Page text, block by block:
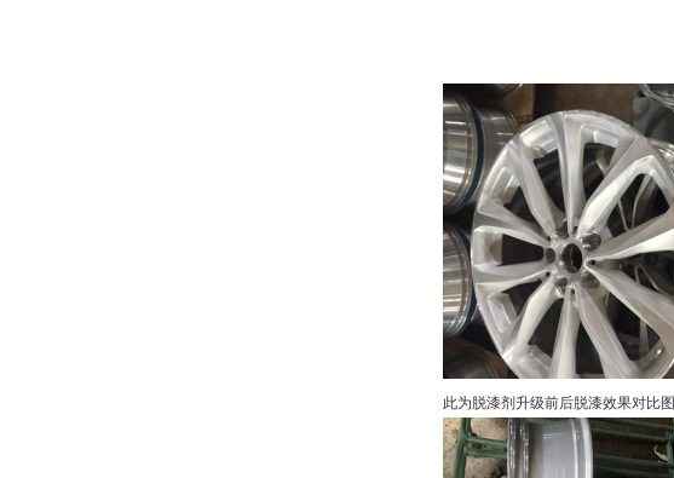
此为脱漆剂升级前后脱漆效果对比图